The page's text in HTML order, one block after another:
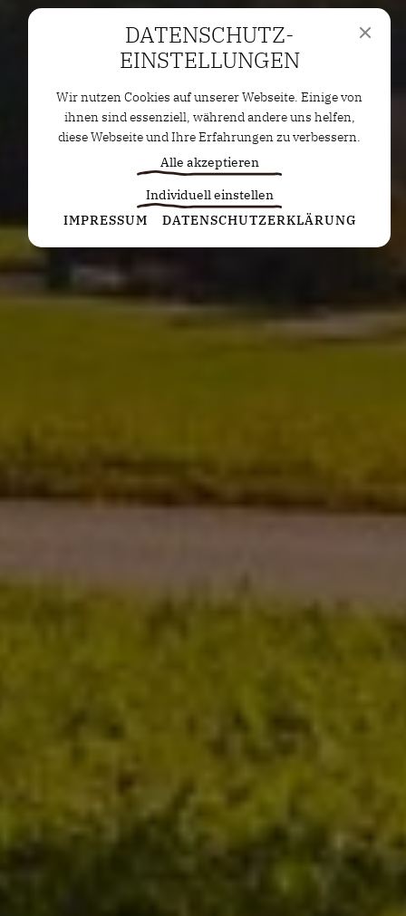
DATENSCHUTZ­
EINSTELLUNGEN
Wir nutzen Cookies auf unserer Webseite. Einige von
ihnen sind essenziell, während andere uns helfen,
diese Webseite und Ihre Erfahrungen zu verbessern.
Alle akzeptieren
Individuell einstellen
Statistiken
Diese Cookies erfassen anonyme Statistiken. Diese
Informationen helfen uns zu verstehen, wie wir
unsere Website noch weiter optimieren können.
Google Tag Manager
keiner manuellen Zustimmung mehr.
IMPRESSUM DATENSCHUTZERKLÄRUNG